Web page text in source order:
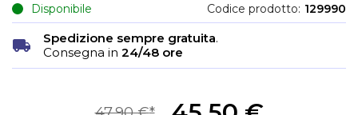
Disponibile Codice prodotto 129990
Spedizione sempre gratuita.
Consegna in 24/48 ore